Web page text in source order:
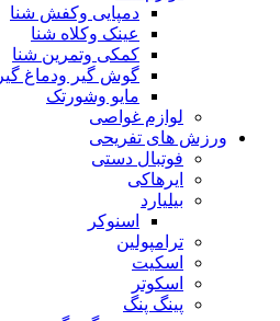
دمپایی وکفش شنا
عینک وکلاه شنا
کمکی وتمرین شنا
گوش گیر ودماغ گیر
مایو وشورتک
لوازم غواصی
ورزش های تفریحی
فوتبال دستی
ایرهاکی
بیلیارد
اسنوکر
ترامپولین
اسکیت
اسکوتر
پینگ پنگ